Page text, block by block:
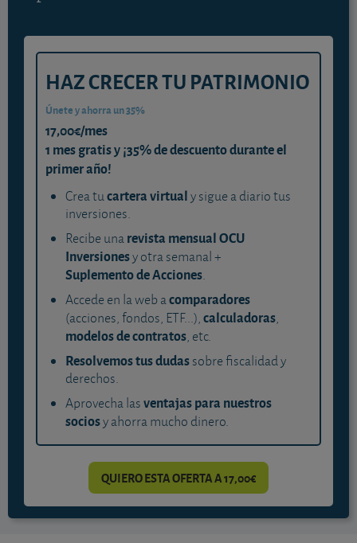
HAZ CRECER TU PATRIMONIO
Únete y ahorra un 35%
17,00€/mes
1 mes gratis y ¡35% de descuento durante el
primer año!
Crea tucartera virtualy sigue a diario tus
inversiones.
Recibe unarevista mensual OCU
Inversionesy otra semanal +
Suplemento de Acciones.
Accede en la web acomparadores
(acciones, fondos, ETF...),calculadoras,
modelos de contratos, etc.
Resolvemos tus dudassobre fiscalidad y
derechos.
Aprovecha lasventajas para nuestros
sociosy ahorra mucho dinero.
QUIERO ESTA OFERTA A 17,00€